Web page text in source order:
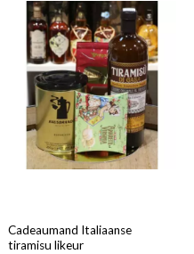
Cadeaumand Italiaanse
tiramisu likeur